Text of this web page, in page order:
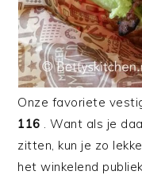
Onze favoriete
116 . Want als je
zitten, kun je zo
het winkelend